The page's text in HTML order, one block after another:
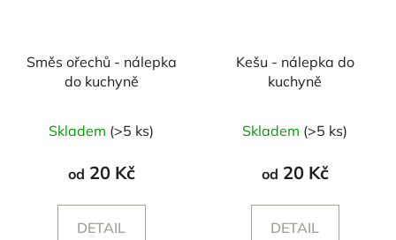
Směs ořechů - nálepka
do kuchyně
Skladem (>5 ks)
od 20 Kč
DETAIL
Kešu - nálepka do
kuchyně
Skladem (>5 ks)
od 20 Kč
DETAIL